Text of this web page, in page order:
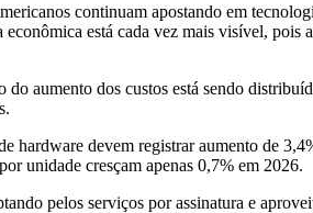
continuam apostando em
está cada vez mais visível, pois
aumento dos custos está sendo
hardware devem registrar aumento de
unidade cresçam apenas 0,7% em 2026.
pelos serviços por assinatura e